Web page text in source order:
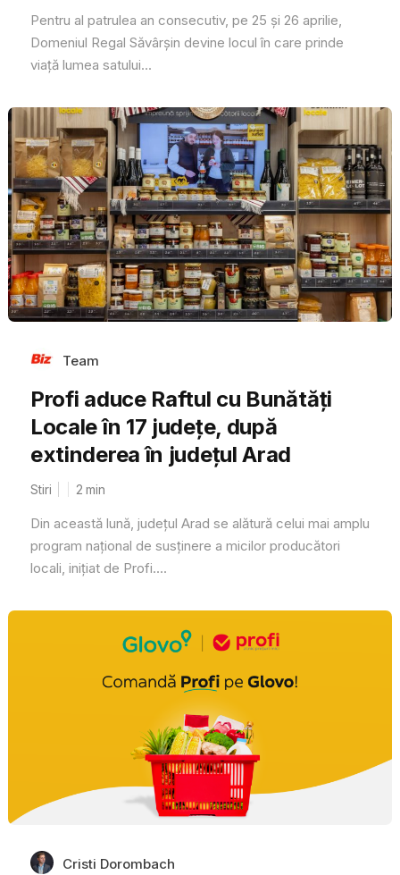
Pentru al patrulea an consecutiv, pe 25 și 26 aprilie,
Domeniul Regal Săvârșin devine locul în care prinde
viață lumea satului...
Team
Profi aduce Raftul cu Bunătăți
Locale în 17 județe, după
extinderea în județul Arad
Stiri 2 min
Din această lună, județul Arad se alătură celui mai amplu
program național de susținere a micilor producători
locali, inițiat de Profi....
Cristi Dorombach